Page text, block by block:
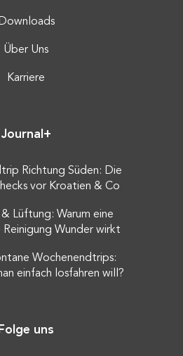
Downloads
Über Uns
Karriere
Journal+
Richtung Süden: Die
vor Kroatien & Co
& Lüftung: Warum eine
Wunder wirkt
Wochenendtrips:
einfach losfahren will?
Folge uns